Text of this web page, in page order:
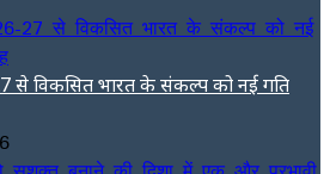
से विकसित भारत के संकल्प को नई गति